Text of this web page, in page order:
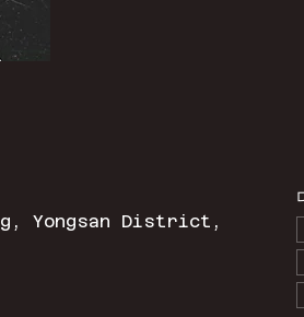
Yongsan District,